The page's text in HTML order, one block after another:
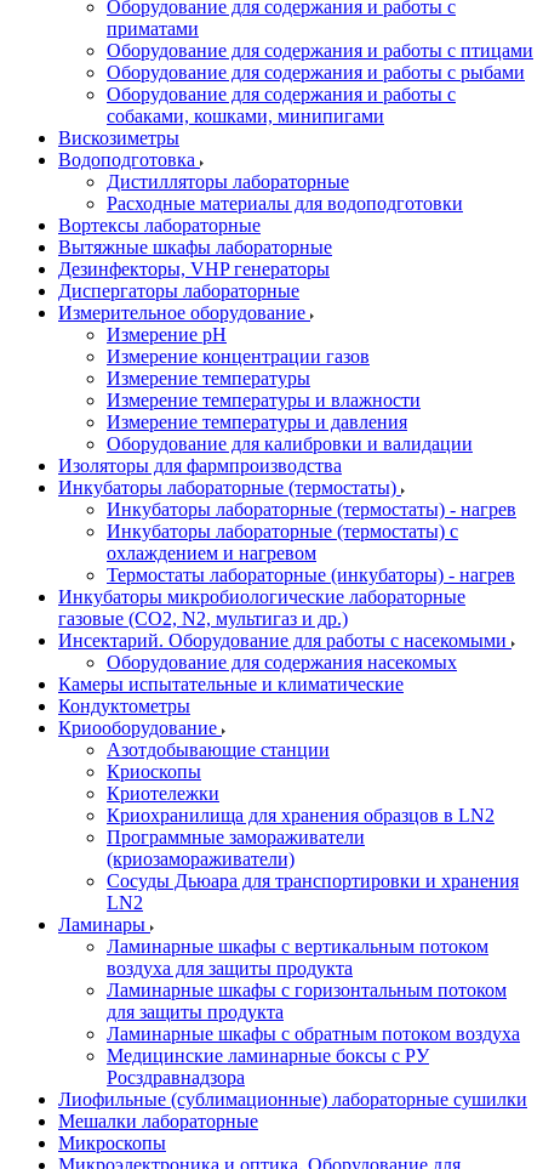
Оборудование для содержания и работы с
приматами
Оборудование для содержания и работы с птицами
Оборудование для содержания и работы с рыбами
Оборудование для содержания и работы с
собаками, кошками, минипигами
Вискозиметры
Водоподготовка
Дистилляторы лабораторные
Расходные материалы для водоподготовки
Вортексы лабораторные
Вытяжные шкафы лабораторные
Дезинфекторы, VHP генераторы
Диспергаторы лабораторные
Измерительное оборудование
Измерение pH
Измерение концентрации газов
Измерение температуры
Измерение температуры и влажности
Измерение температуры и давления
Оборудование для калибровки и валидации
Изоляторы для фармпроизводства
Инкубаторы лабораторные (термостаты)
Инкубаторы лабораторные (термостаты) - нагрев
Инкубаторы лабораторные (термостаты) с
охлаждением и нагревом
Термостаты лабораторные (инкубаторы) - нагрев
Инкубаторы микробиологические лабораторные
газовые (CO2, N2, мультигаз и др.)
Инсектарий. Оборудование для работы с насекомыми
Оборудование для содержания насекомых
Камеры испытательные и климатические
Кондуктометры
Криооборудование
Азотдобывающие станции
Криоскопы
Криотележки
Криохранилища для хранения образцов в LN2
Программные замораживатели
(криозамораживатели)
Сосуды Дьюара для транспортировки и хранения
LN2
Ламинары
Ламинарные шкафы с вертикальным потоком
воздуха для защиты продукта
Ламинарные шкафы с горизонтальным потоком
для защиты продукта
Ламинарные шкафы с обратным потоком воздуха
Медицинские ламинарные боксы с РУ
Росздравнадзора
Лиофильные (сублимационные) лабораторные сушилки
Мешалки лабораторные
Микроскопы
Микроэлектроника и оптика. Оборудование для